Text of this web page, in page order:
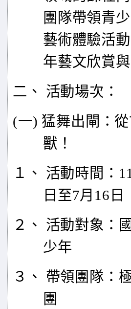
團隊帶領青
藝術體驗活
年藝文欣賞
二、 活動場次：
(一) 猛舞出閘：
獸！
１、 活動時間：
日至7月16日
２、 活動對象：
少年
３、 帶領團隊：
團